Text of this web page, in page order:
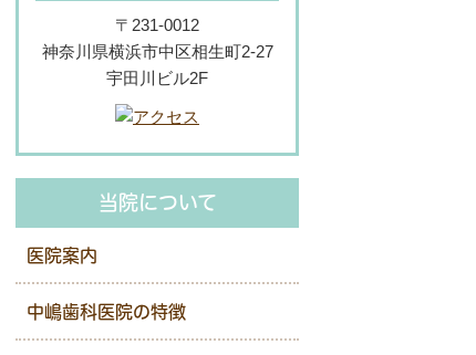
〒231-0012
神奈川県横浜市中区相生町2-27
宇田川ビル2F
当院について
医院案内
中嶋歯科医院の特徴